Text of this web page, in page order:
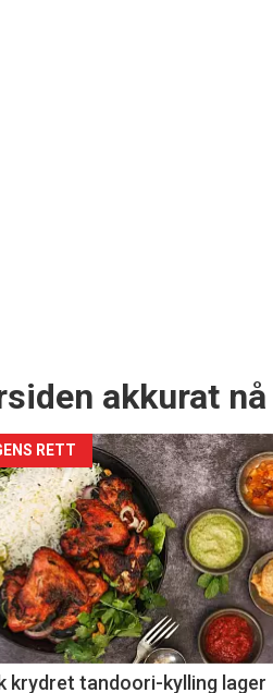
akkurat nå
RETT
krydret tandoori-kylling lager